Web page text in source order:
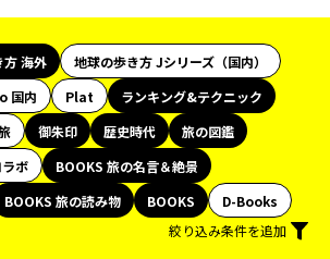
方 海外
地球の歩き方 Jシリーズ（国内）
国内 Plat
ランキング&テクニック
御朱印 歴史時代
旅の図鑑
ボ
BOOKS 旅の名言＆絶景
BOOKS 旅の読み物 BOOKS
D-Books
絞り込み条件を追加